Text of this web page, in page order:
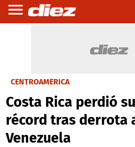
CENTROAMÉRICA
Costa Rica perdió
récord tras derrota
Venezuela